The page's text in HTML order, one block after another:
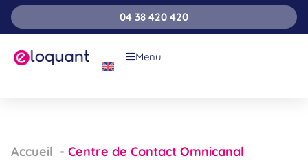
04 38 420 420
Menu
Accueil Centre de Contact Omnicanal